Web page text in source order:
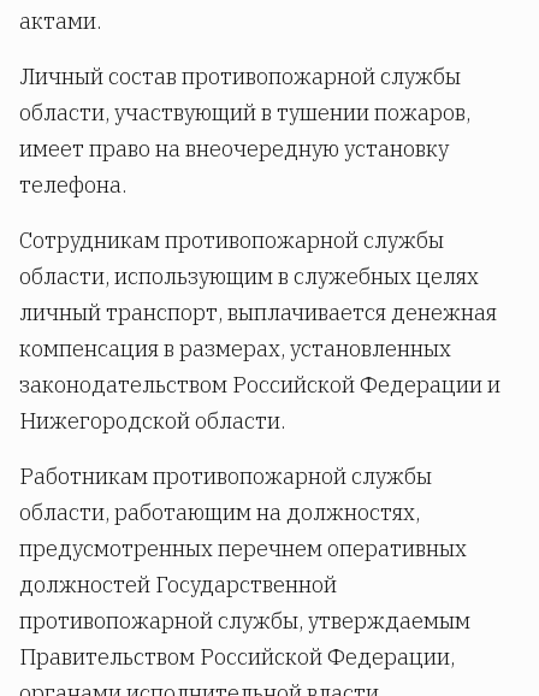
актами.
Личный состав противопожарной службы
области, участвующий в тушении пожаров,
имеет право на внеочередную установку
телефона.
Сотрудникам противопожарной службы
области, использующим в служебных целях
личный транспорт, выплачивается денежная
компенсация в размерах, установленных
законодательством Российской Федерации и
Нижегородской области.
Работникам противопожарной службы
области, работающим на должностях,
предусмотренных перечнем оперативных
должностей Государственной
противопожарной службы, утверждаемым
Правительством Российской Федерации,